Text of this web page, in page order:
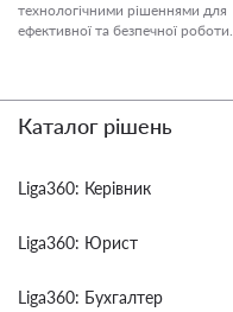
технологічними рішеннями для
ефективної та безпечної роботи.
Каталог рішень
Liga360: Керівник
Liga360: Юрист
Liga360: Бухгалтер